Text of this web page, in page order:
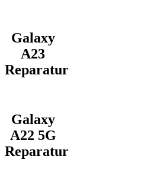
Galaxy
A23
Reparatur
Galaxy
A22 5G
Reparatur